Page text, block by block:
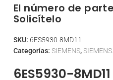
El número de
Solicítelo
SKU: 6ES5930-8MD11
Categorías: SIEMENS,SIEMENS.
6ES5930-8MD11